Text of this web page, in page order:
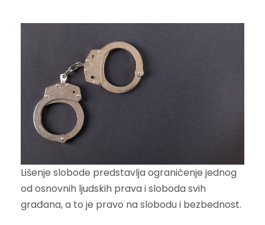
Lišenje slobode predstavlja ograničenje jednog
od osnovnih ljudskih prava i sloboda svih
građana, a to je pravo na slobodu i bezbednost.